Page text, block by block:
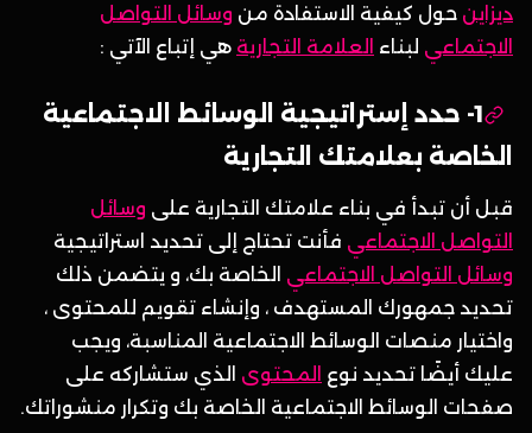
ديزاين حول كيفية الاستفادة من وسائل التواصل
الاجتماعي لبناء العلامة التجارية هي إتباع الآتي :
1- حدد إستراتيجية الوسائط الاجتماعية
الخاصة بعلامتك التجارية
قبل أن تبدأ في بناء علامتك التجارية على وسائل
التواصل الاجتماعي فأنت تحتاج إلى تحديد استراتيجية
وسائل التواصل الاجتماعي الخاصة بك، و يتضمن ذلك
تحديد جمهورك المستهدف ، وإنشاء تقويم للمحتوى ،
واختيار منصات الوسائط الاجتماعية المناسبة، ويجب
عليك أيضًا تحديد نوع المحتوى الذي ستشاركه على
صفحات الوسائط الاجتماعية الخاصة بك وتكرار منشوراتك.